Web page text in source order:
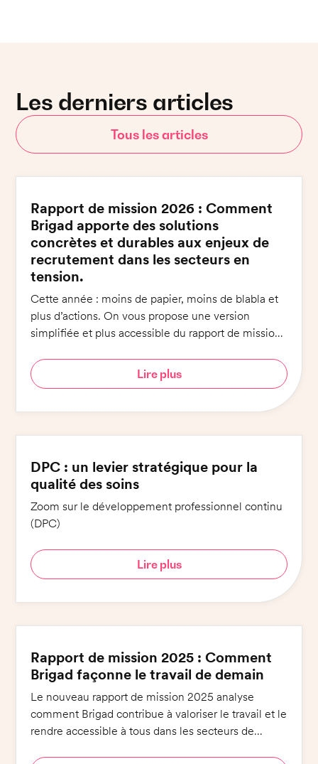
Les derniers articles
Tous les articles
Rapport de mission 2026 : Comment
Brigad apporte des solutions
concrètes et durables aux enjeux de
recrutement dans les secteurs en
tension.
Cette année : moins de papier, moins de blabla et
plus d’actions. On vous propose une version
simplifiée et plus accessible du rapport de mission :
Lire plus
DPC : un levier stratégique pour la
qualité des soins
Zoom sur le développement professionnel continu
(DPC)
Lire plus
Rapport de mission 2025 : Comment
Brigad façonne le travail de demain
Le nouveau rapport de mission 2025 analyse
comment Brigad contribue à valoriser le travail et le
rendre accessible à tous dans les secteurs de